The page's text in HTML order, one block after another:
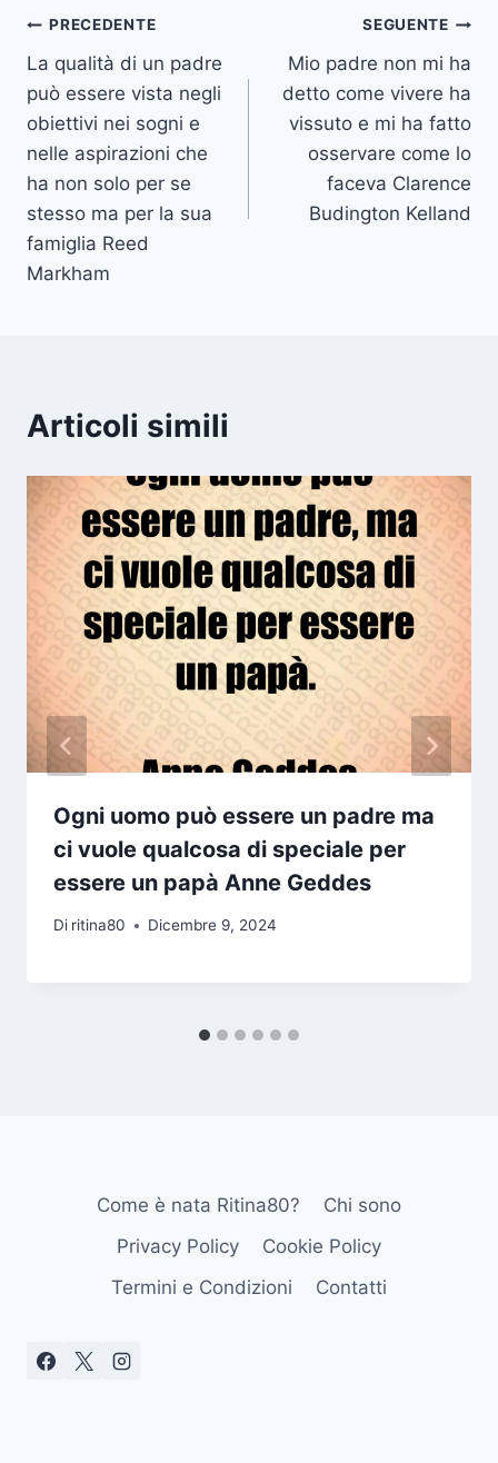
Navigazione
articoli
PRECEDENTE
La qualità di un padre
può essere vista negli
obiettivi nei sogni e
nelle aspirazioni che
ha non solo per se
stesso ma per la sua
famiglia Reed
Markham
SEGUENTE
Mio padre non mi ha
detto come vivere ha
vissuto e mi ha fatto
osservare come lo
faceva Clarence
Budington Kelland
Articoli simili
Ogni uomo può essere un padre ma
ci vuole qualcosa di speciale per
essere un papà Anne Geddes
Di ritina80 Dicembre 9, 2024
Come è nata Ritina80?
Chi sono
Privacy Policy
Cookie Policy
Termini e Condizioni
Contatti